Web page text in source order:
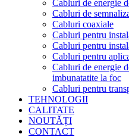
Cabluri de energie
Cabluri de
Cabluri coaxiale
Cabluri pentru
Cabluri pentru
Cabluri pentru
Cabluri de energie
imbunatatite la foc
Cabluri pentru
TEHNOLOGII
CALITATE
NOUTĂȚI
CONTACT